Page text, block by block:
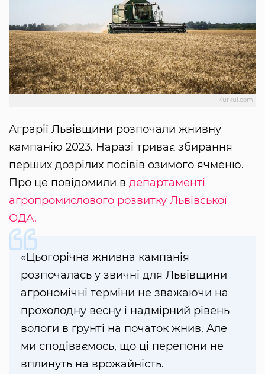
Kurkul.com
Аграрії Львівщини розпочали жнивну
кампанію 2023. Наразі триває збирання
перших дозрілих посівів озимого ячменю.
Про це повідомили в департаменті
агропромислового розвитку Львівської
ОДА.
«Цьогорічна жнивна кампанія
розпочалась у звичні для Львівщини
агрономічні терміни не зважаючи на
прохолодну весну і надмірний рівень
вологи в ґрунті на початок жнив. Але
ми сподіваємось, що ці перепони не
вплинуть на врожайність.